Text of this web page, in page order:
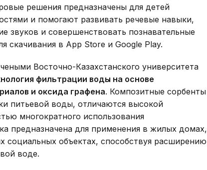
решения предназначены для детей
и помогают развивать речевые навыки,
звуков и совершенствовать познавательные
скачивания в App Store и Google Play.
Восточно-Казахстанского университета
фильтрации воды на основе
и оксида графена. Композитные сорбенты
питьевой воды, отличаются высокой
многократного использования
предназначена для применения в жилых домах,
социальных объектах, способствуя расширению
воде.